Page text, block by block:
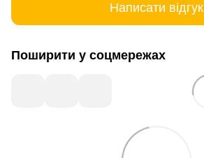
Написати відгук
Поширити у соцмережах